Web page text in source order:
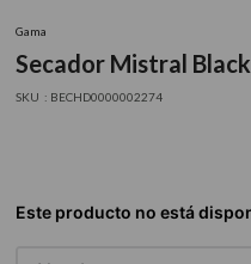
Gama
Secador Mistral Black
: BECHD0000002274
6. gama